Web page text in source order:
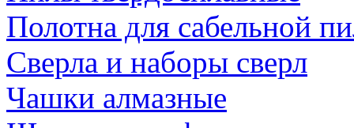
Полотна для сабельной
Сверла и наборы сверл
Чашки алмазные